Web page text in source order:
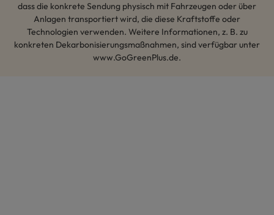
dass die konkrete Sendung physisch mit Fahrzeugen oder über
Anlagen transportiert wird, die diese Kraftstoffe oder
Technologien verwenden. Weitere Informationen, z. B. zu
konkreten Dekarbonisierungsmaßnahmen, sind verfügbar unter
www.GoGreenPlus.de.